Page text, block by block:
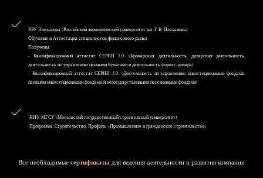
РЭУ Плеханова (Российский экономический университет им. Г.В. Плеханова)
Обучение и Аттестация специалистов финансового рынка
Получены:
- Квалификационный аттестат СЕРИИ 1.0: (Брокерская деятельность, дилерская деятельность,
деятельность по управлению ценными бумагами и деятельность форекс-дилера)
- Квалификационный аттестат СЕРИИ 5.0: (Деятельность по управлению инвестиционными фондами,
паевыми инвестиционными фондами и негосударственными пенсионными фондами)
НИУ MГСУ (Московский государственный строительный университет)
Программа: Строительство, Профиль «Промышленное и гражданское строительство»
Все необходимые сертификаты для ведения деятельности и развития компании